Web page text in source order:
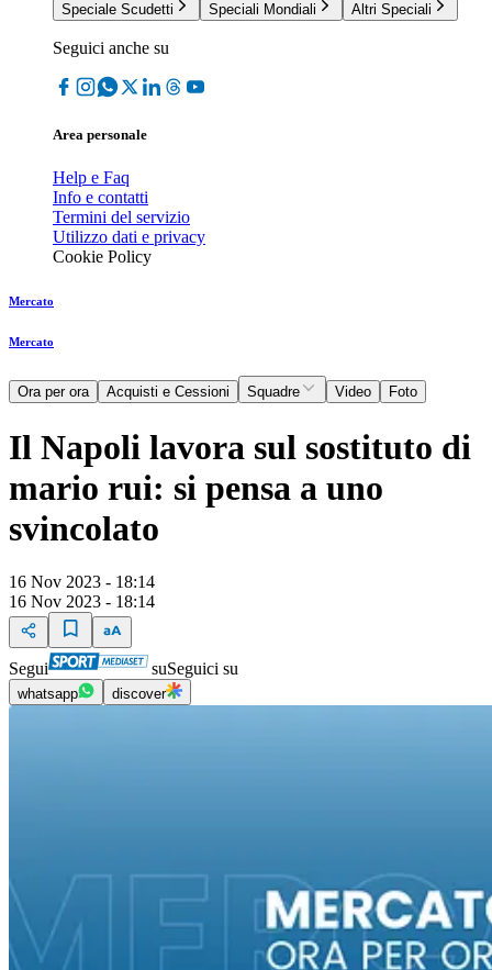
Speciale Scudetti
Speciali Mondiali Altri Speciali
Seguici anche su
Area personale
Help e Faq
Info e contatti
Termini del servizio
Utilizzo dati e privacy
Cookie Policy
Mercato
Mercato
Ora per ora Acquisti e Cessioni Squadre Video Foto
Il Napoli lavora sul sostituto di
mario rui: si pensa a uno
svincolato
16 Nov 2023 - 18:14
16 Nov 2023 - 18:14
Segui suSeguici su
whatsapp discover